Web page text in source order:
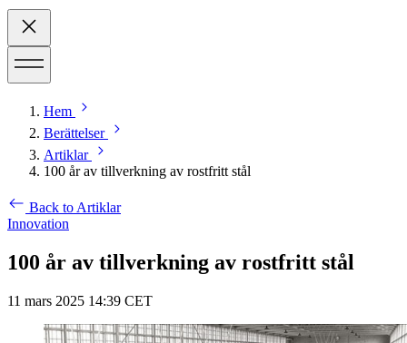
Hem
Berättelser
Artiklar
100 år av tillverkning av rostfritt stål
Back to Artiklar
Innovation
100 år av tillverkning av rostfritt stål
11 mars 2025 14:39 CET